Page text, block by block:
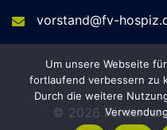
vorstand@fv-
© 2026
Um unsere Webseite
fortlaufend verbessern zu
Durch die weitere